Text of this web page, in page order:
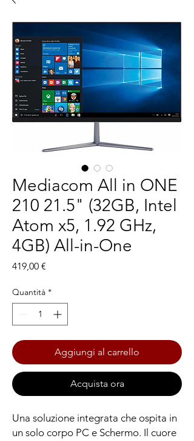
Mediacom All in ONE
210 21.5" (32GB, Intel
Atom x5, 1.92 GHz,
4GB) All-in-One
419,00 €
Quantità *
Aggiungi al carrello
Acquista ora
Una soluzione integrata che ospita in
un solo corpo PC e Schermo. Il cuore